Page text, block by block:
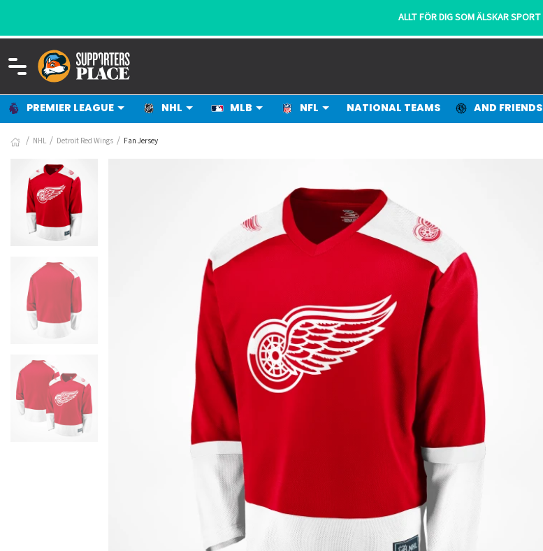
PREMIER LEAGUE NHL MLB NFL NATIONAL TEAMS AND FRIENDS
NHL Detroit Red Wings Fan Jersey